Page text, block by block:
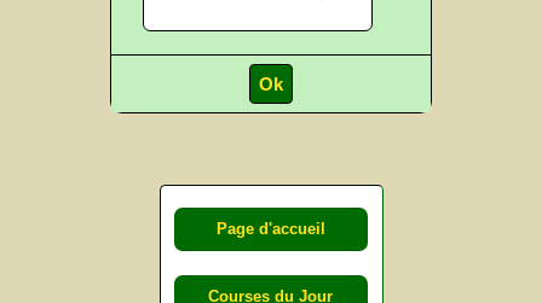
Page d'accueil
Courses du Jour